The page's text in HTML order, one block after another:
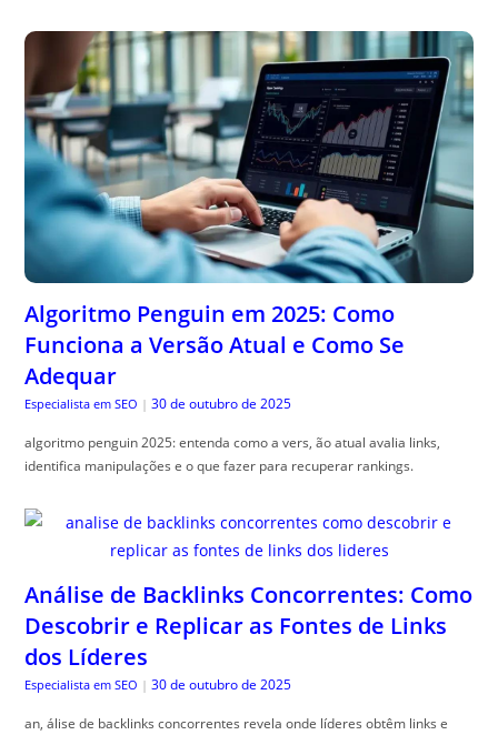
Algoritmo Penguin em 2025: Como
Funciona a Versão Atual e Como Se
Adequar
Especialista em SEO | 30 de outubro de 2025
algoritmo penguin 2025: entenda como a vers, ão atual avalia links,
identifica manipulações e o que fazer para recuperar rankings.
Análise de Backlinks Concorrentes: Como
Descobrir e Replicar as Fontes de Links
dos Líderes
Especialista em SEO | 30 de outubro de 2025
an, álise de backlinks concorrentes revela onde líderes obtêm links e